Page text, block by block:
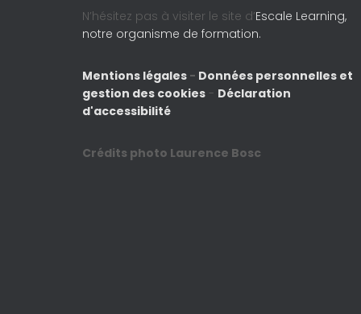
N’hésitez pas à visiter le site d’Escale Learning,
notre organisme de formation.
Mentions légales - Données personnelles et
gestion des cookies - Déclaration
d'accessibilité
Crédits photo Laurence Bosc